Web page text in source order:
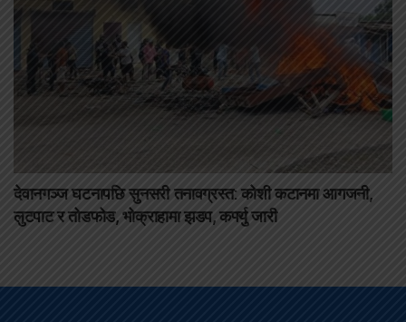
देवानगञ्ज घटनापछि सुनसरी तनावग्रस्त: कोशी कटानमा आगजनी,
लुटपाट र तोडफोड, भोक्राहामा झडप, कर्फ्यु जारी